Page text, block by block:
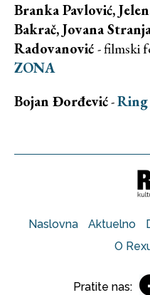
Branka Pavlović,
Bakrač, Jovana
Radovanović- filmski
ZONA
Bojan Đorđević-
Naslovna Aktuelno
O
Pratite nas: